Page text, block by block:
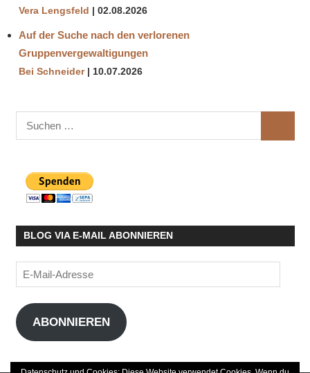
Vera Lengsfeld 02.08.2026
Auf der Suche nach den verlorenen
Gruppenvergewaltigungen
Bei Schneider 10.07.2026
Suchen
nach:
BLOG VIA E-MAIL ABONNIEREN
E-
Mail-
Adresse
ABONNIEREN